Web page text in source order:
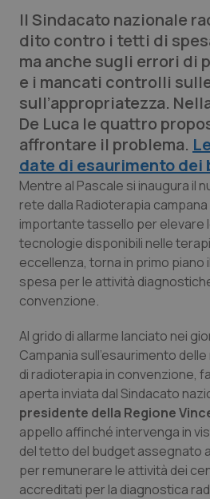
Lettere al direttore
Edizioni Regionali
QS Pro
Professionisti Sanitari.AI
Abruzzo
Basilicata
Calabria
Campania
Emilia-Romagna
Friuli Venezia Giulia
Lazio
Liguria
QS Pro Gold
Artrite & artrosi
Asma & BPCO
Car-T
Colesterolo &
Dermatite Atopica
Diabete & glucometri
Disturbi dell’umore
QS Club Newsletter
Il Sindacato nazionale
dito contro i tetti di
ma anche sugli errori di
e i mancati controlli
sull’appropriatezza.
De Luca le quattro
affrontare il problema.
date di esaurimento dei
Mentre al Pascale si inaugura il
rete dalla Radioterapia
importante tassello per elevare
tecnologie disponibili nelle
eccellenza, torna in primo piano
spesa per le attività
convenzione.
Al grido di allarme lanciato nei
Campania sull’esaurimento
di radioterapia in convenzione,
aperta inviata dal Sindacato
presidente della Regione
appello affinché intervenga in
del tetto del budget assegnato
per remunerare le attività dei
accreditati per la diagnostica